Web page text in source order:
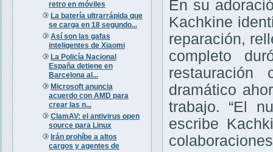
retro en móviles
La batería ultrarrápida que
se carga en 18 segundo...
Así son las gafas
inteligentes de Xiaomi
La Policía Nacional
España detiene en
Barcelona al...
Microsoft anuncia
acuerdo con AMD para
crear las n...
ClamAV: el antivirus open
source para Linux
Irán prohíbe a altos
cargos y agentes de
En su
Kachkine
reparación,
completo
dramático
trabajo. “El
escribe